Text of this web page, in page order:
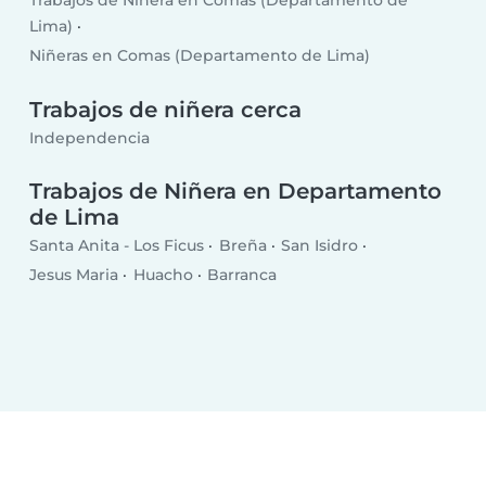
Lima)
Niñeras en Comas (Departamento de Lima)
Trabajos de niñera cerca
Independencia
Trabajos de Niñera en Departamento
de Lima
Santa Anita - Los Ficus Breña
San Isidro
Jesus Maria
Huacho Barranca